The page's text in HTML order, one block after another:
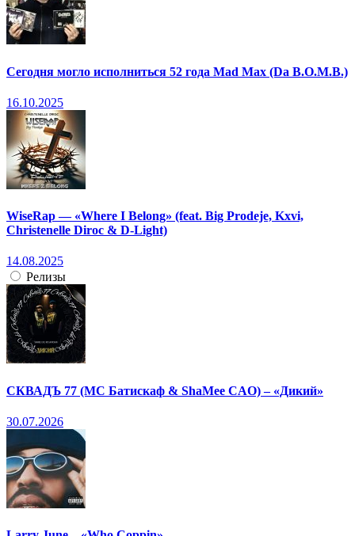
Сегодня могло исполниться 52 года Mad Max (Da B.O.M.B.)
16.10.2025
WiseRap — «Where I Belong» (feat. Big Prodeje, Kxvi,
Christenelle Diroc & D-Light)
14.08.2025
Релизы
СКВАДЪ 77 (МС Батискаф & ShaMee CAO) – «Дикий»
30.07.2026